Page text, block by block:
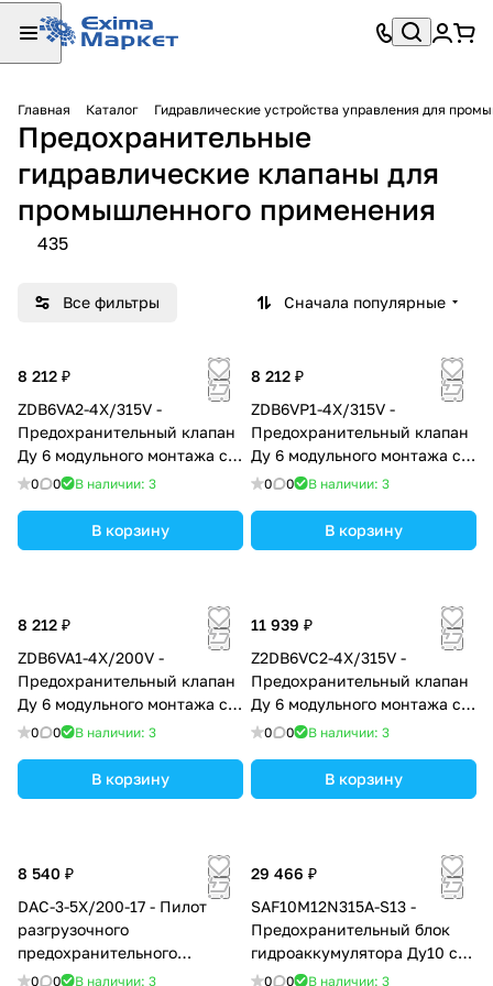
Главная Каталог Гидравлические устройства управления для
Предохранительные
гидравлические клапаны для
промышленного применения
435
Все фильтры Сначала популярные
8 212 ₽
ZDB6VA2-4X/315V -
Предохранительный клапан
Ду 6 модульного монтажа с
давлением регулировки
0 0 В наличии: 3
В корзину
8 212 ₽
ZDB6VP1-4X/315V -
Предохранительный клапан
Ду 6 модульного монтажа с
давлением регулировки
0 0 В наличии: 3
В корзину
8 212 ₽
ZDB6VA1-4X/200V -
Предохранительный клапан
Ду 6 модульного монтажа с
давлением регулировки
0 0 В наличии: 3
В корзину
11 939 ₽
Z2DB6VC2-4X/315V -
Предохранительный клапан
Ду 6 модульного монтажа с
давлением регулировки до
0 0 В наличии: 3
В корзину
8 540 ₽
DAC-3-5X/200-17 - Пилот
разгрузочного
предохранительного
клапана без основного
0 0 В наличии: 3
29 466 ₽
SAF10M12N315A-S13 -
Предохранительный блок
гидроаккумулятора Ду10 с
ручной разгрузкой
0 0 В наличии: 3